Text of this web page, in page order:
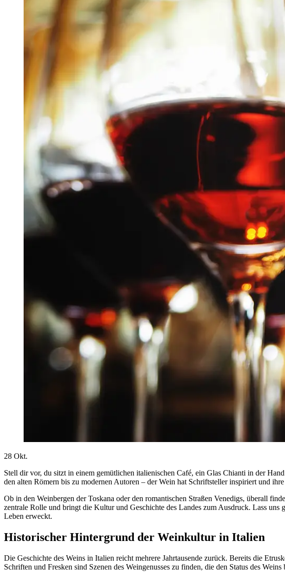
28 Okt.
Stell dir vor, du sitzt in einem gemütlichen italienischen Café, ein Glas Chianti in der
den alten Römern bis zu modernen Autoren – der Wein hat Schriftsteller inspiriert und
Ob in den Weinbergen der Toskana oder den romantischen Straßen Venedigs, überall
zentrale Rolle und bringt die Kultur und Geschichte des Landes zum Ausdruck. Lass
Leben erweckt.
Historischer Hintergrund der Weinkultur in Italien
Die Geschichte des Weins in Italien reicht mehrere Jahrtausende zurück. Bereits die
Schriften und Fresken sind Szenen des Weingenusses zu finden, die den Status des Weins